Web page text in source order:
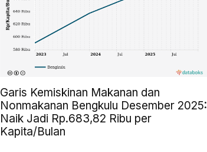
Garis Kemiskinan Makanan dan
Nonmakanan Bengkulu Desember 2025:
Naik Jadi Rp.683,82 Ribu per
Kapita/Bulan